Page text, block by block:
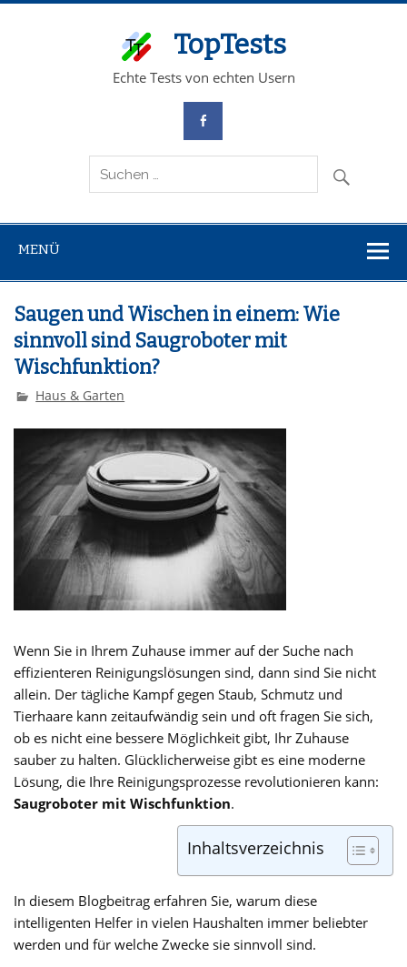
TopTests
Echte Tests von echten Usern
MENÜ
Saugen und Wischen in einem: Wie
sinnvoll sind Saugroboter mit
Wischfunktion?
Haus & Garten
Wenn Sie in Ihrem Zuhause immer auf der Suche nach
effizienteren Reinigungslösungen sind, dann sind Sie nicht
allein. Der tägliche Kampf gegen Staub, Schmutz und
Tierhaare kann zeitaufwändig sein und oft fragen Sie sich,
ob es nicht eine bessere Möglichkeit gibt, Ihr Zuhause
sauber zu halten. Glücklicherweise gibt es eine moderne
Lösung, die Ihre Reinigungsprozesse revolutionieren kann:
Saugroboter mit Wischfunktion.
Inhaltsverzeichnis
In diesem Blogbeitrag erfahren Sie, warum diese
intelligenten Helfer in vielen Haushalten immer beliebter
werden und für welche Zwecke sie sinnvoll sind.